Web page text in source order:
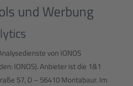
und Werbung
von IONOS
IONOS). Anbieter ist die 1&1
57, D – 56410 Montabaur. Im